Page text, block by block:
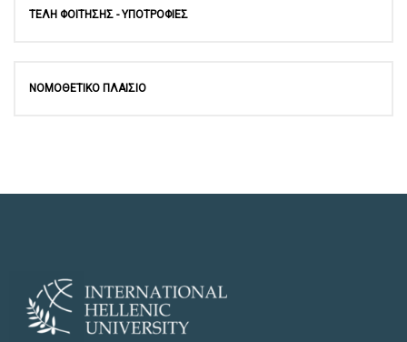
ΤΕΛΗ ΦΟΙΤΗΣΗΣ - ΥΠΟΤΡΟΦΙΕΣ
ΝΟΜΟΘΕΤΙΚΟ ΠΛΑΙΣΙΟ